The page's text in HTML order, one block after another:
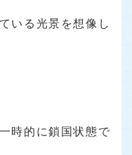
いる光景を想像し
時的に鎖国状態で